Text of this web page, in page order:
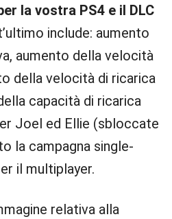
la vostra PS4 e il DLC
include: aumento
aumento della velocità
della velocità di ricarica
capacità di ricarica
Joel ed Ellie (sbloccate
la campagna single-
il multiplayer.
relativa alla